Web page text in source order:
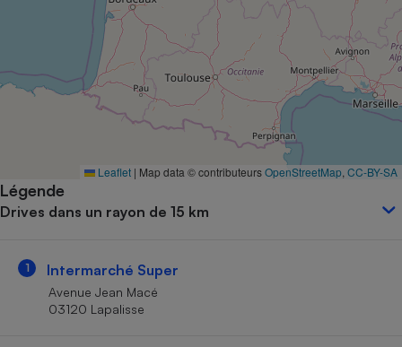
Leaflet | Map data © contributeursOpenStreetMap CC-BY-SA
Légende
Drives dans un rayon de 15 km
1 Intermarché Super
Avenue Jean Macé
03120 Lapalisse
Complément
alimentaire
Assurance emprunteur
Banque
Petit électroménager -
Matelas
Mutuelle